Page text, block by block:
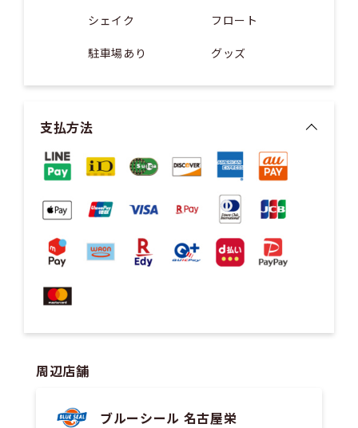
シェイク フロート
駐車場あり グッズ
支払方法
周辺店舗
ブルーシール 名古屋栄